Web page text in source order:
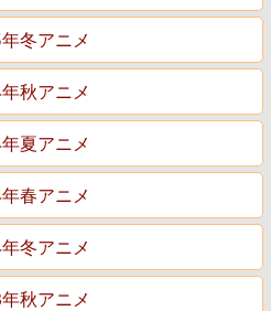
冬アニメ
秋アニメ
夏アニメ
春アニメ
冬アニメ
秋アニメ